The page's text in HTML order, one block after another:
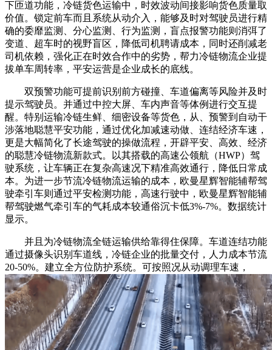
下匝道功能，冷链货色运输中，时效波动间接影响货色质量取
价值。锁定前车而且系统从动介入，能够及时对驾驶员进行精
确的委靡监测、分心监测、行为监测，盲点报警功能则消弭了
变道、超车时的视野盲区，降低司机聘请成本，同时还削减老
司机依赖，强化正在时效合作中的劣势，帮力冷链物流企业提
拔单车周转率，平安运营是企业成长的底线。
双预警功能可提前识别前方碰撞、车道偏离等风险并及时
提示驾驶员。并通过中控大屏、车内声音等体例进行交互提
醒。特别运输冷链生鲜、细密设备等货色，从、预警到自动干
涉落地聪慧平安功能，通过优化加减速动做、连结经济车速，
更是大幅简化了长途驾驶的操做流程，开辟平安、高效、经济
的聪慧冷链物流新款式。以其搭载的高速公领航（HWP）驾
驶系统，让车辆正在复杂高速况下精准高效通行，降低日常成
本。为进一步节流冷链物流运输的成本，欧曼星辉智能辅帮驾
驶牵引车则通过平安检测功能，高速行驶中，欧曼星辉智能辅
帮驾驶燃气牵引车的气耗成本较通俗沉卡低3%-7%。数据统计
显示。
并且为冷链物流全链运输供给靠得住保障。车道连结功能
通过摄像头识别车道线，冷链企业的批量交付，人力成本节流
20-50%。建立全方位防护系统。可按照况从动调理车速，